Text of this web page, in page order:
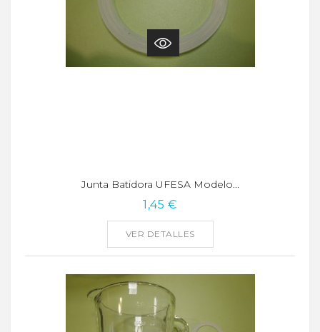
Junta Batidora UFESA Modelo...
1,45 €
VER DETALLES